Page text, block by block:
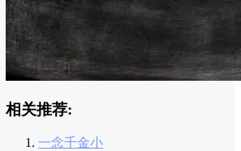
相关推荐:
一念千金小